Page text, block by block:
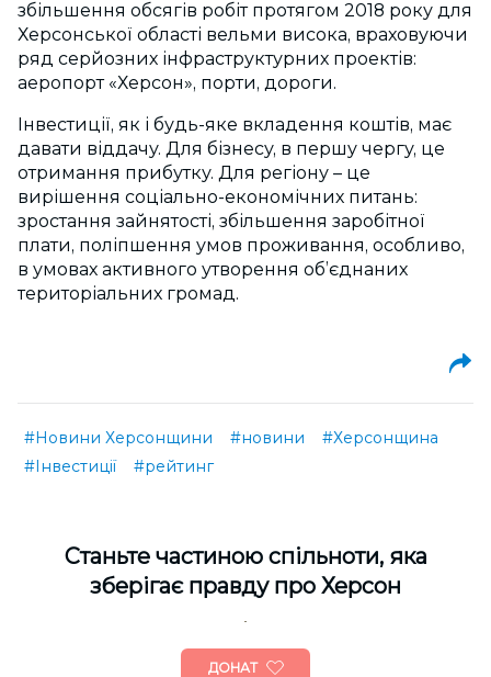
збільшення обсягів робіт протягом 2018 року для
Херсонської області вельми висока, враховуючи
ряд серйозних інфраструктурних проектів:
аеропорт «Херсон», порти, дороги.
Інвестиції, як і будь-яке вкладення коштів, має
давати віддачу. Для бізнесу, в першу чергу, це
отримання прибутку. Для регіону – це
вирішення соціально-економічних питань:
зростання зайнятості, збільшення заробітної
плати, поліпшення умов проживання, особливо,
в умовах активного утворення об’єднаних
територіальних громад.
#Новини Херсонщини #новини
#Херсонщина
#Інвестиції
#рейтинг
Cтаньте частиною спільноти, яка
зберігає правду про Херсон
ДОНАТ